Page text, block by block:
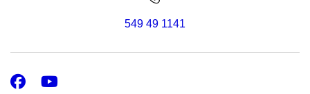
549 49 1141
Facebook